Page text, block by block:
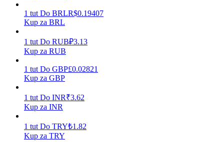
Codziennie zdobywaj konkurencyjne nagrody
1 tut Do BRLR$0.19407
Kup za BRL
1 tut Do RUB₽3.13
Kup za RUB
1 tut Do GBP£0.02821
Kup za GBP
1 tut Do INR₹3.62
Kup za INR
1 tut Do TRY₺1.82
Kup za TRY